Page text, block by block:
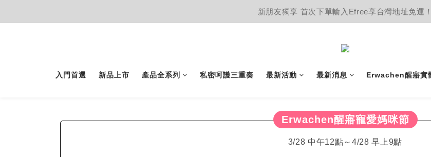
新朋友獨享 首次下單輸入Efree享台灣地址免運！
入門首選 新品上市 產品全系列 私密呵護三重奏 最新活動 最新消息 Erwachen醒寤實
Erwachen醒寤寵愛媽咪節
3/28 中午12點～4/28 早上9點